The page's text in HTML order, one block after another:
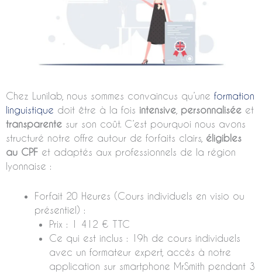
Chez Lunilab, nous sommes convaincus qu’une formation
linguistique doit être à la fois intensive personnalisée et
transparente sur son coût. C’est pourquoi nous avons
structuré notre offre autour de forfaits clairs, éligibles
au CPF et adaptés aux professionnels de la région
lyonnaise :
Forfait 20 Heures (Cours individuels en visio ou
présentiel) :
Prix : 1 412 € TTC
Ce qui est inclus : 19h de cours individuels
avec un formateur expert, accès à notre
application sur smartphone MrSmith pendant 3